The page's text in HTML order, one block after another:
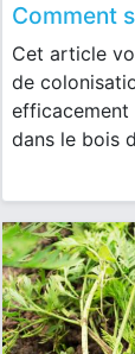
Comment
Cet article
de
dans le bois